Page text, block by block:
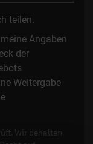
teilen.
Angaben
der
Weitergabe
Wir behalten